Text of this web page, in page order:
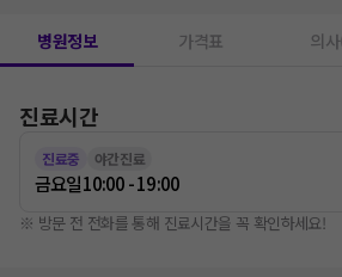
병원정보 가격표 의
진료시간
진료중 야간진료
금요일10:00 - 19:00
※ 방문 전 전화를 통해 진료시간을 꼭 확인하세요!